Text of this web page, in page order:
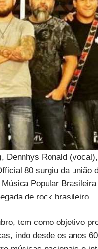
Dennhys Ronald
80 surgiu da união
Popular
de rock brasileiro.
tem como objetivo
indo desde os anos